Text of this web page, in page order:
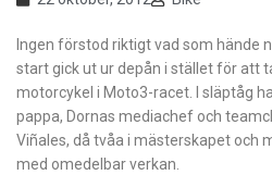
Ingen förstod riktigt vad som hände
start gick ut ur depån i stället för att
motorcykel i Moto3-racet. I släptåg
pappa, Dornas mediachef och
Viñales, då tvåa i mästerskapet och
med omedelbar verkan.